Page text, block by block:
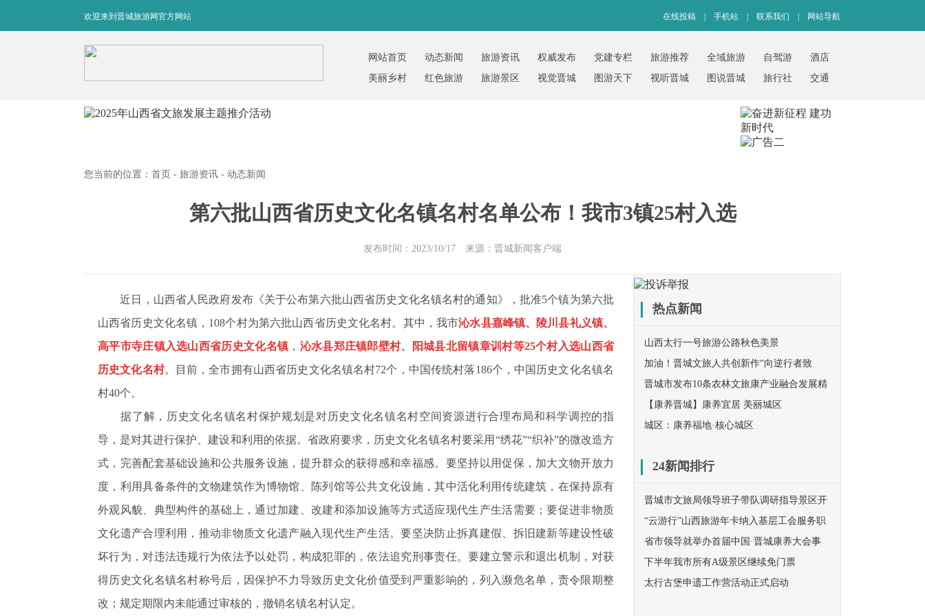
欢迎来到晋城旅游网官方网站 在线投稿 手机站 联系我们 网站导航
网站首页 动态新闻 旅游资讯 权威发布 党建专栏 旅游推荐 全域旅游 自驾游
酒店
美丽乡村
红色旅游 旅游景区 视觉晋城 图游天下 视听晋城 图说晋城 旅行社 交通
您当前的位置： 首页 - 旅游资讯 - 动态新闻
第六批山西省历史文化名镇名村名单公布！我市3镇25村入选
发布时间：2023/10/17 来源：晋城新闻客户端
近日，山西省人民政府发布《关于公布第六批山西省历史文化名镇名村的通知》，批准5个镇为第六批
山西省历史文化名镇，108个村为第六批山西省历史文化名村。其中，我市沁水县嘉峰镇、陵川县礼义镇、
高平市寺庄镇入选山西省历史文化名镇 ， 沁水县郑庄镇郎壁村、阳城县北留镇章训村等25个村入选山西省
历史文化名村。目前，全市拥有山西省历史文化名镇名村72个，中国传统村落186个，中国历史文化名镇名
村40个。
据了解，历史文化名镇名村保护规划是对历史文化名镇名村空间资源进行合理布局和科学调控的指
导，是对其进行保护、建设和利用的依据。省政府要求，历史文化名镇名村要采用“绣花”“织补”的微改造方
式，完善配套基础设施和公共服务设施，提升群众的获得感和幸福感。要坚持以用促保，加大文物开放力
度，利用具备条件的文物建筑作为博物馆、陈列馆等公共文化设施，其中活化利用传统建筑，在保持原有
外观风貌、典型构件的基础上，通过加建、改建和添加设施等方式适应现代生产生活需要；要促进非物质
文化遗产合理利用，推动非物质文化遗产融入现代生产生活。要坚决防止拆真建假、拆旧建新等建设性破
坏行为，对违法违规行为依法予以处罚，构成犯罪的，依法追究刑事责任。要建立警示和退出机制，对获
得历史文化名镇名村称号后，因保护不力导致历史文化价值受到严重影响的，列入濒危名单，责令限期整
改；规定期限内未能通过审核的，撤销名镇名村认定。
热点新闻
山西太行一号旅游公路秋色美景
加油！晋城文旅人共创新作“向逆行者致
敬”！
晋城市发布10条农林文旅康产业融合发展精
品线路
【康养晋城】康养宜居 美丽城区
城区：康养福地·核心城区
24新闻排行
晋城市文旅局领导班子带队调研指导景区开
放工作
“云游行”山西旅游年卡纳入基层工会服务职
工范围
省市领导就举办首届中国·晋城康养大会事
宜赴京与民革中央对接
下半年我市所有A级景区继续免门票
太行古堡申遗工作营活动正式启动